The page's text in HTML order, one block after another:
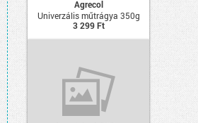
Agrecol
Univerzális műtrágya 350g
3 299 Ft